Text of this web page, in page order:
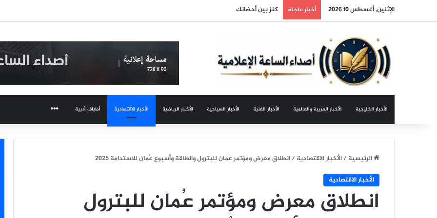
الإثنين, أغسطس 10 2026 أخبار عاجلة نظام التعليم العام الجديد: من إدارة التعليم إلى حوكمة التعلم؟
الأخبار الخليجية الأخبار العربية والعالمية الأخبار الفنية الأخبار السياحية الأخبار الرياضية الأخبار الاقتصادية أطياف أدبية
الرئيسية/الأخبار الاقتصادية/انطلاق معرض ومؤتمر عُمان للبترول والطاقة وأسبوع عُمان للاستدامة 2025
الأخبار الاقتصادية
انطلاق معرض ومؤتمر عُمان للبترول